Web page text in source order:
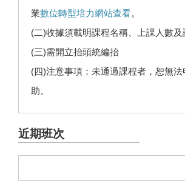
業數位轉型培力網站查看。
(二)收據須載明課程名稱、上課人數及
(三)需開立抬頭統編抬
(四)注意事項：未通過課程者，恕無
助。
近期班次